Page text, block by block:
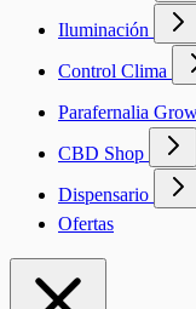
Iluminación
Control Clima
Parafernalia
CBD Shop
Dispensario
Ofertas